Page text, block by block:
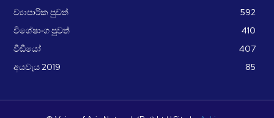
ව්‍යාපාරික පුවත්
592
විශේෂාංග පුවත්
410
වීඩීයෝ
407
අයවැය 2019
85